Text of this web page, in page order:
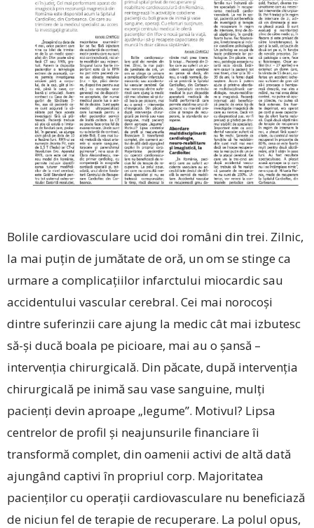
Bolile cardiovasculare ucid doi români din trei. Zilnic,
la mai puțin de jumătate de oră, un om se stinge ca
urmare a complicațiilor infarctului miocardic sau
accidentului vascular cerebral. Cei mai norocoși
dintre suferinzii care ajung la medic cât mai izbutesc
să-și ducă boala pe picioare, mai au o șansă –
intervenția chirurgicală. Din păcate, după intervenția
chirurgicală pe inimă sau vase sanguine, mulți
pacienți devin aproape „legume”. Motivul? Lipsa
centrelor de profil și neajunsurile financiare îi
transformă complet, din oamenii activi de altă dată
ajungând captivi în propriul corp. Majoritatea
pacienților cu operații cardiovasculare nu beneficiază
de niciun fel de terapie de recuperare. La polul opus,